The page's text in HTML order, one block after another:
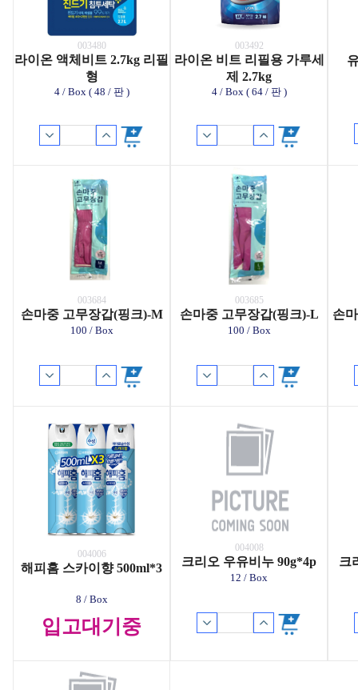
003480
라이온 액체비트 2.7kg 리필
형
4 / Box ( 48 / 판 )
003492
라이온 비트 리필용 가루세
제 2.7kg
4 / Box ( 64 / 판 )
003684
손마중 고무장갑(핑크)-M
100 / Box
003685
손마중 고무장갑(핑크)-L
100 / Box
손
004006
해피홈 스카이향 500ml*3
8 / Box
입고대기중
004008
크리오 우유비누 90g*4p
12 / Box
크